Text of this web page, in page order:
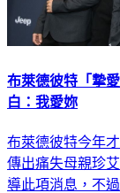
布萊德彼特「摯
布萊德彼特今年
傳出痛失母親珍